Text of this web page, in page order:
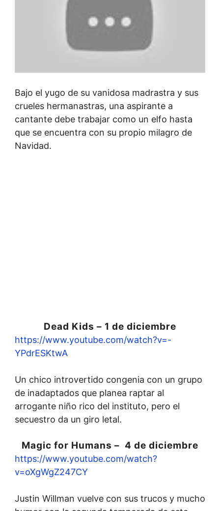
Bajo el yugo de su vanidosa madrastra y sus
crueles hermanastras, una aspirante a
cantante debe trabajar como un elfo hasta
que se encuentra con su propio milagro de
Navidad.
Dead Kids – 1 de diciembre
https://www.youtube.com/watch?v=-
YPdrESKtwA
Un chico introvertido congenia con un grupo
de inadaptados que planea raptar al
arrogante niño rico del instituto, pero el
secuestro da un giro letal.
Magic for Humans – 4 de diciembre
https://www.youtube.com/watch?
v=oXgWgZ247CY
Justin Willman vuelve con sus trucos y mucho